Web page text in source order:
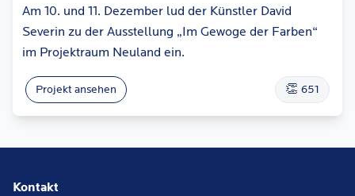
Am 10. und 11. Dezember lud der Künstler David
Severin zu der Ausstellung „Im Gewoge der Farben“
im Projektraum Neuland ein.
Projekt ansehen 👏 651
Kontakt